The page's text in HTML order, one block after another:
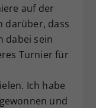
auf der
darüber, dass
dabei sein
Turnier für
Ich habe
und